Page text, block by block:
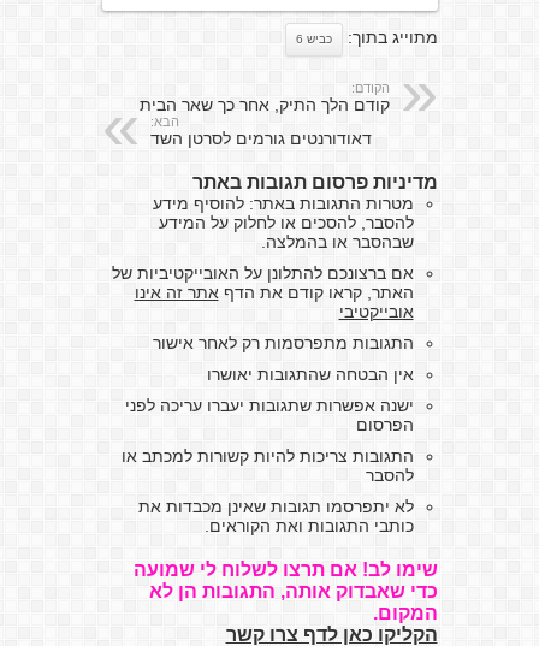
מתוייג בתוך: כביש 6
הקודם:
קודם הלך התיק, אחר כך שאר הבית
הבא:
דאודורנטים גורמים לסרטן השד
מדיניות פרסום תגובות באתר
מטרות התגובות באתר: להוסיף מידע
להסבר, להסכים או לחלוק על המידע
שבהסבר או בהמלצה.
אם ברצונכם להתלונן על האובייקטיביות של
האתר, קראו קודם את הדף אתר זה אינו
אובייקטיבי
התגובות מתפרסמות רק לאחר אישור
אין הבטחה שהתגובות יאושרו
ישנה אפשרות שתגובות יעברו עריכה לפני
הפרסום
התגובות צריכות להיות קשורות למכתב או
להסבר
לא יתפרסמו תגובות שאינן מכבדות את
כותבי התגובות ואת הקוראים.
שימו לב! אם תרצו לשלוח לי שמועה
כדי שאבדוק אותה, התגובות הן לא
המקום.
הקליקו כאן לדף צרו קשר